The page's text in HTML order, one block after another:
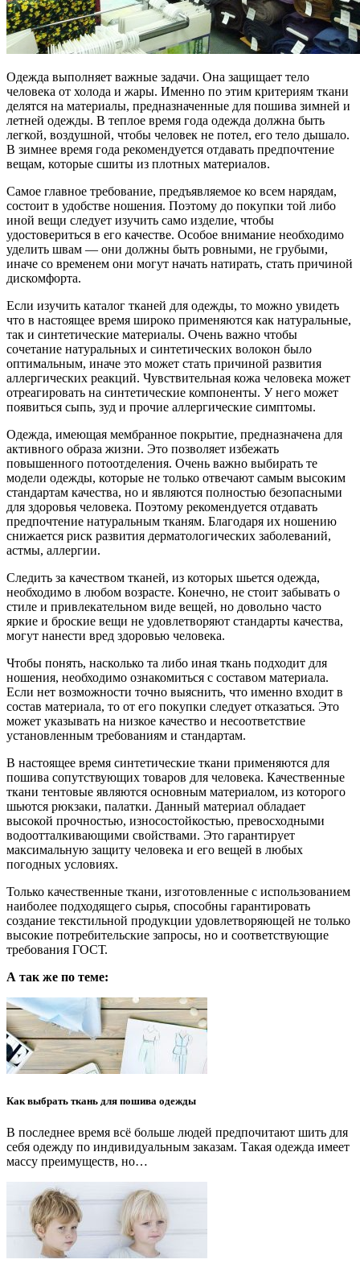
Одежда выполняет важные задачи. Она защищает тело
человека от холода и жары. Именно по этим критериям ткани
делятся на материалы, предназначенные для пошива зимней и
летней одежды. В теплое время года одежда должна быть
легкой, воздушной, чтобы человек не потел, его тело дышало.
В зимнее время года рекомендуется отдавать предпочтение
вещам, которые сшиты из плотных материалов.
Самое главное требование, предъявляемое ко всем нарядам,
состоит в удобстве ношения. Поэтому до покупки той либо
иной вещи следует изучить само изделие, чтобы
удостовериться в его качестве. Особое внимание необходимо
уделить швам — они должны быть ровными, не грубыми,
иначе со временем они могут начать натирать, стать причиной
дискомфорта.
Если изучить каталог тканей для одежды, то можно увидеть
что в настоящее время широко применяются как натуральные,
так и синтетические материалы. Очень важно чтобы
сочетание натуральных и синтетических волокон было
оптимальным, иначе это может стать причиной развития
аллергических реакций. Чувствительная кожа человека может
отреагировать на синтетические компоненты. У него может
появиться сыпь, зуд и прочие аллергические симптомы.
Одежда, имеющая мембранное покрытие, предназначена для
активного образа жизни. Это позволяет избежать
повышенного потоотделения. Очень важно выбирать те
модели одежды, которые не только отвечают самым высоким
стандартам качества, но и являются полностью безопасными
для здоровья человека. Поэтому рекомендуется отдавать
предпочтение натуральным тканям. Благодаря их ношению
снижается риск развития дерматологических заболеваний,
астмы, аллергии.
Следить за качеством тканей, из которых шьется одежда,
необходимо в любом возрасте. Конечно, не стоит забывать о
стиле и привлекательном виде вещей, но довольно часто
яркие и броские вещи не удовлетворяют стандарты качества,
могут нанести вред здоровью человека.
Чтобы понять, насколько та либо иная ткань подходит для
ношения, необходимо ознакомиться с составом материала.
Если нет возможности точно выяснить, что именно входит в
состав материала, то от его покупки следует отказаться. Это
может указывать на низкое качество и несоответствие
установленным требованиям и стандартам.
В настоящее время синтетические ткани применяются для
пошива сопутствующих товаров для человека. Качественные
ткани тентовые являются основным материалом, из которого
шьются рюкзаки, палатки. Данный материал обладает
высокой прочностью, износостойкостью, превосходными
водоотталкивающими свойствами. Это гарантирует
максимальную защиту человека и его вещей в любых
погодных условиях.
Только качественные ткани, изготовленные с использованием
наиболее подходящего сырья, способны гарантировать
создание текстильной продукции удовлетворяющей не только
высокие потребительские запросы, но и соответствующие
требования ГОСТ.
А так же по теме:
Как выбрать ткань для пошива одежды
В последнее время всё больше людей предпочитают шить для
себя одежду по индивидуальным заказам. Такая одежда имеет
массу преимуществ, но…